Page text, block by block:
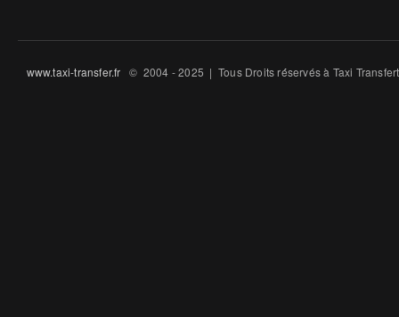
www.taxi-transfer.fr © 2004 - 2025 | Tous Droits ré́servés à Taxi